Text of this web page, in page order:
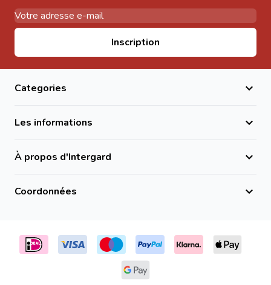
Inscription
Categories
Les informations
À propos d'Intergard
Coordonnées